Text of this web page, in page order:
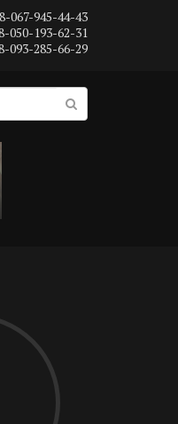
067-945-44-43
050-193-62-31
093-285-66-29